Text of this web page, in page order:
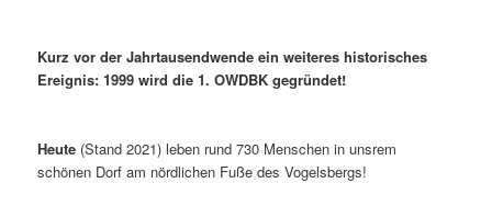
Kurz vor der Jahrtausendwende ein weiteres historisches
Ereignis: 1999 wird die 1. OWDBK gegründet!
Heute (Stand 2021) leben rund 730 Menschen in unsrem
schönen Dorf am nördlichen Fuße des Vogelsbergs!